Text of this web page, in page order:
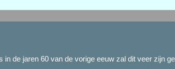
de jaren 60 van de vorige eeuw zal dit veer zijn